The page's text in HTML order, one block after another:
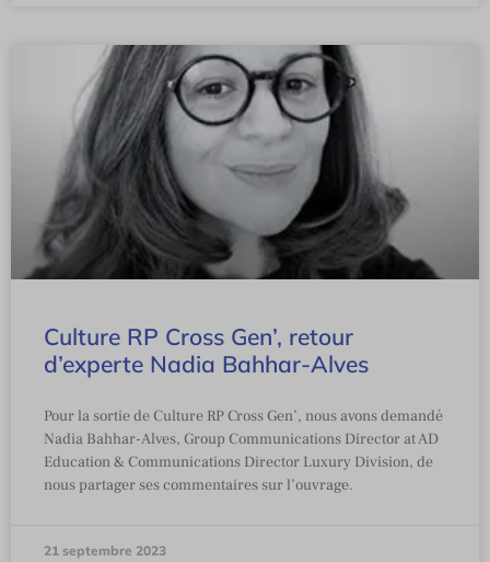
Culture RP Cross Gen’, retour
d’experte Nadia Bahhar-Alves
Pour la sortie de Culture RP Cross Gen’, nous avons demandé
Nadia Bahhar-Alves, Group Communications Director at AD
Education & Communications Director Luxury Division, de
nous partager ses commentaires sur l’ouvrage.
21 septembre 2023